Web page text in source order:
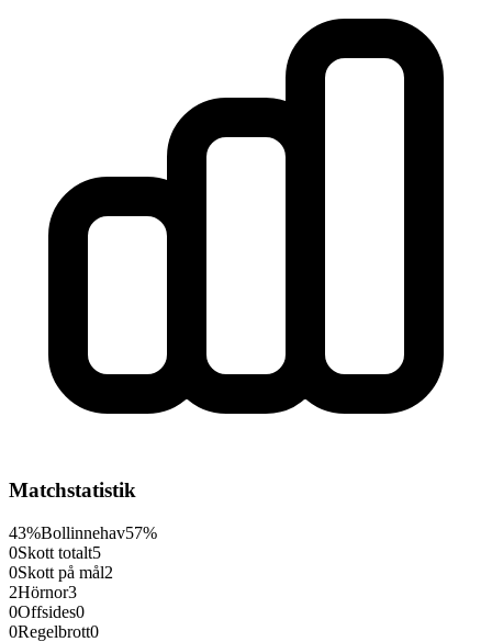
Matchstatistik
43%Bollinnehav57%
0Skott totalt5
0Skott på mål2
2Hörnor3
0Offsides0
0Regelbrott0